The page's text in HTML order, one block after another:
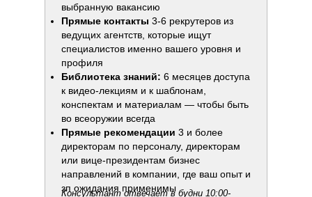
выбранную вакансию
Прямые контакты 3-6 рекрутеров из
ведущих агентств, которые ищут
специалистов именно вашего уровня и
профиля
Библиотека знаний: 6 месяцев доступа
к видео-лекциям и к шаблонам,
конспектам и материалам — чтобы быть
во всеоружии всегда
Прямые рекомендации 3 и более
директорам по персоналу, директорам
или вице-президентам бизнес
направлений в компании, где ваш опыт и
зп ожидания применимы
Консультант отвечает в будни 10:00-